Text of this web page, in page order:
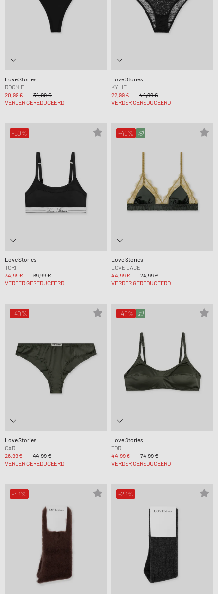
Love Stories
ROOMIE
20,99 €
34,99 €
VERDER GEREDUCEERD
Love Stories
KYLIE
22,99 €
44,99 €
VERDER GEREDUCEERD
-50%
Love Stories
TORI
34,99 €
69,99 €
VERDER GEREDUCEERD
-40%
Love Stories
LOVE LACE
44,99 €
74,99 €
VERDER GEREDUCEERD
-40%
Love Stories
CARL
26,99 €
44,99 €
VERDER GEREDUCEERD
-40%
Love Stories
TORI
44,99 €
74,99 €
VERDER GEREDUCEERD
-43% -23%